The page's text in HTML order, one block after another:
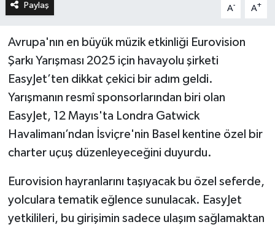
Paylaş A- A+
Avrupa'nın en büyük müzik etkinliği Eurovision
Şarkı Yarışması 2025 için havayolu şirketi
EasyJet’ten dikkat çekici bir adım geldi.
Yarışmanın resmî sponsorlarından biri olan
EasyJet, 12 Mayıs'ta Londra Gatwick
Havalimanı’ndan İsviçre'nin Basel kentine özel bir
charter uçuş düzenleyeceğini duyurdu.
Eurovision hayranlarını taşıyacak bu özel seferde,
yolculara tematik eğlence sunulacak. EasyJet
yetkilileri, bu girişimin sadece ulaşım sağlamaktan